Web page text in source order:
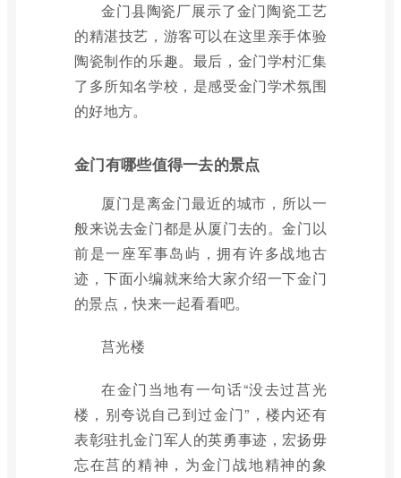
金门县陶瓷厂展示了金门陶瓷工艺
的精湛技艺，游客可以在这里亲手体验
陶瓷制作的乐趣。最后，金门学村汇集
了多所知名学校，是感受金门学术氛围
的好地方。
金门有哪些值得一去的景点
厦门是离金门最近的城市，所以一
般来说去金门都是从厦门去的。金门以
前是一座军事岛屿，拥有许多战地古
迹，下面小编就来给大家介绍一下金门
的景点，快来一起看看吧。
莒光楼
在金门当地有一句话“没去过莒光
楼，别夸说自己到过金门”，楼内还有
表彰驻扎金门军人的英勇事迹，宏扬毋
忘在莒的精神，为金门战地精神的象